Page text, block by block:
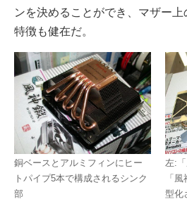
ンを決めることができ、マザー上
特徴も健在だ。
銅ベースとアルミフィンにヒー
トパイプ5本で構成されるシンク
部
左:
「
型化